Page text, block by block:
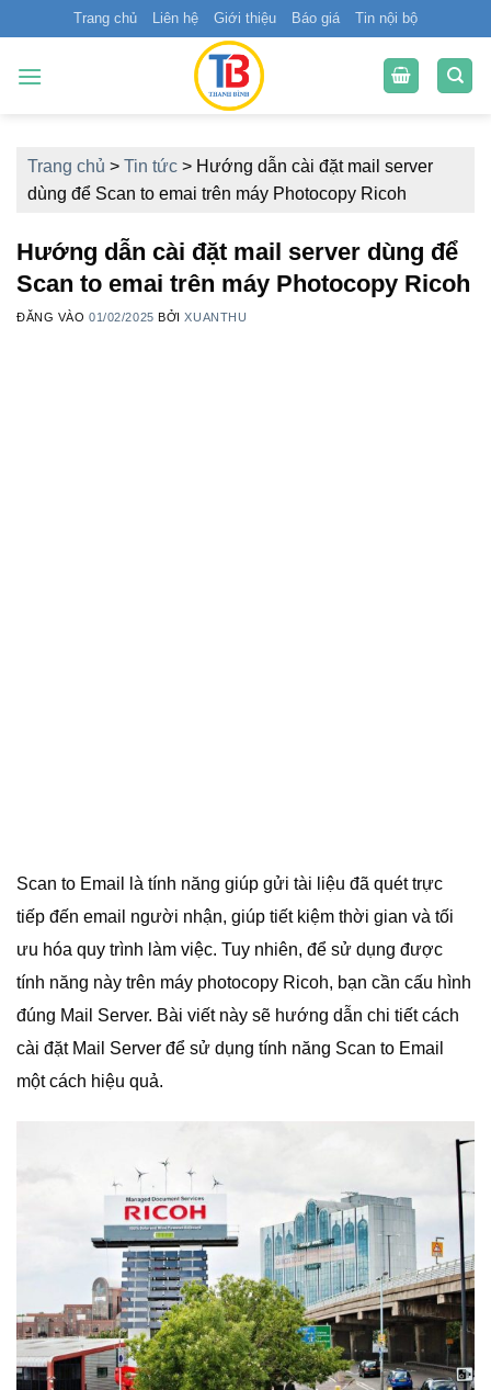
qua
nội
Trang chủ Liên hệ Giới thiệu Báo giá Tin nội bộ
Trang chủ > Tin tức > Hướng dẫn cài đặt mail server
dùng để Scan to emai trên máy Photocopy Ricoh
Hướng dẫn cài đặt mail server dùng để
Scan to emai trên máy Photocopy Ricoh
ĐĂNG VÀO01/02/2025 BỞIXUANTHU
Scan to Email là tính năng giúp gửi tài liệu đã quét trực
tiếp đến email người nhận, giúp tiết kiệm thời gian và tối
ưu hóa quy trình làm việc. Tuy nhiên, để sử dụng được
tính năng này trên máy photocopy Ricoh, bạn cần cấu hình
đúng Mail Server. Bài viết này sẽ hướng dẫn chi tiết cách
cài đặt Mail Server để sử dụng tính năng Scan to Email
một cách hiệu quả.